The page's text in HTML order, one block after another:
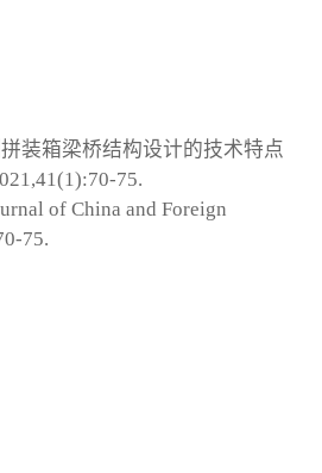
装箱梁桥结构设计的技术特点
75.
of China and Foreign
75.